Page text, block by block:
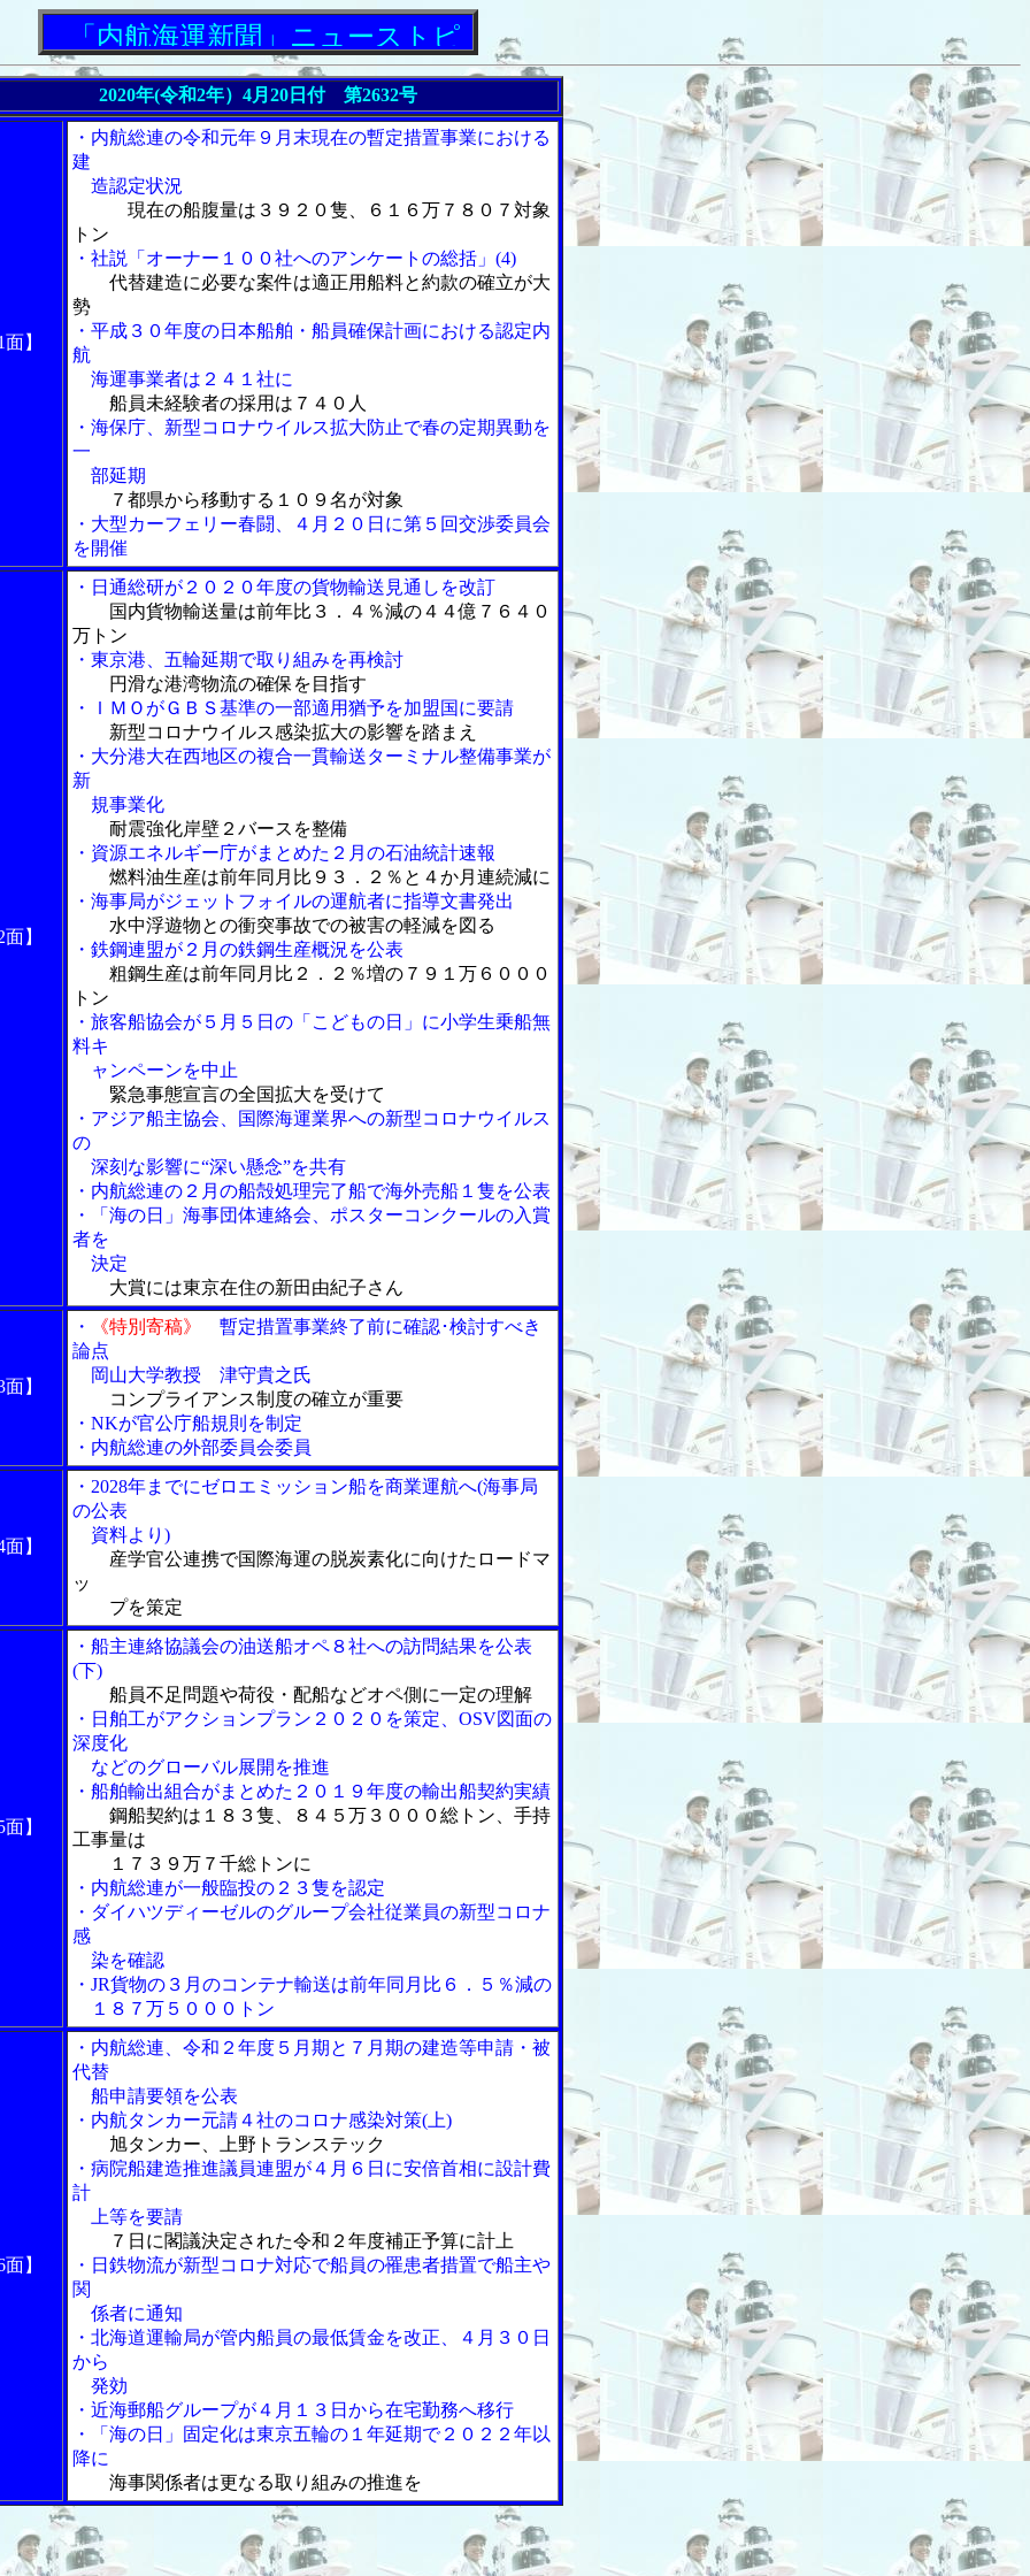
「内航海運新聞」ニューストピックス
2020年(令和2年）4月20日付 第2632号
】
・内航総連の令和元年９月末現在の暫定措置事業における
建
造認定状況
現在の船腹量は３９２０隻、６１６万７８０７対象
トン
・社説「オーナー１００社へのアンケートの総括」(4)
代替建造に必要な案件は適正用船料と約款の確立が大
勢
・平成３０年度の日本船舶・船員確保計画における認定内
航
海運事業者は２４１社に
船員未経験者の採用は７４０人
・海保庁、新型コロナウイルス拡大防止で春の定期異動を
一
部延期
７都県から移動する１０９名が対象
・大型カーフェリー春闘、４月２０日に第５回交渉委員会
を開催
】
・日通総研が２０２０年度の貨物輸送見通しを改訂
国内貨物輸送量は前年比３．４％減の４４億７６４０
万トン
・東京港、五輪延期で取り組みを再検討
円滑な港湾物流の確保を目指す
・ＩＭＯがＧＢＳ基準の一部適用猶予を加盟国に要請
新型コロナウイルス感染拡大の影響を踏まえ
・大分港大在西地区の複合一貫輸送ターミナル整備事業が
新
規事業化
耐震強化岸壁２バースを整備
・資源エネルギー庁がまとめた２月の石油統計速報
燃料油生産は前年同月比９３．２％と４か月連続減に
・海事局がジェットフォイルの運航者に指導文書発出
水中浮遊物との衝突事故での被害の軽減を図る
・鉄鋼連盟が２月の鉄鋼生産概況を公表
粗鋼生産は前年同月比２．２％増の７９１万６０００
トン
・旅客船協会が５月５日の「こどもの日」に小学生乗船無
料キ
ャンペーンを中止
緊急事態宣言の全国拡大を受けて
・アジア船主協会、国際海運業界への新型コロナウイルス
の
深刻な影響に“深い懸念”を共有
・内航総連の２月の船殻処理完了船で海外売船１隻を公表
・「海の日」海事団体連絡会、ポスターコンクールの入賞
者を
決定
大賞には東京在住の新田由紀子さん
】
・ 《特別寄稿》
暫定措置事業終了前に確認･検討すべき
論点
岡山大学教授 津守貴之氏
コンプライアンス制度の確立が重要
・NKが官公庁船規則を制定
・内航総連の外部委員会委員
】
・2028年までにゼロエミッション船を商業運航へ(海事局
の公表
資料より)
産学官公連携で国際海運の脱炭素化に向けたロードマ
ッ
プを策定
】
・船主連絡協議会の油送船オペ８社への訪問結果を公表
(下)
船員不足問題や荷役・配船などオペ側に一定の理解
・日舶工がアクションプラン２０２０を策定、OSV図面の
深度化
などのグローバル展開を推進
・船舶輸出組合がまとめた２０１９年度の輸出船契約実績
鋼船契約は１８３隻、８４５万３０００総トン、手持
工事量は
１７３９万７千総トンに
・内航総連が一般臨投の２３隻を認定
・ダイハツディーゼルのグループ会社従業員の新型コロナ
感
染を確認
・JR貨物の３月のコンテナ輸送は前年同月比６．５％減の
１８７万５０００トン
】
・内航総連、令和２年度５月期と７月期の建造等申請・被
代替
船申請要領を公表
・内航タンカー元請４社のコロナ感染対策(上)
旭タンカー、上野トランステック
・病院船建造推進議員連盟が４月６日に安倍首相に設計費
計
上等を要請
７日に閣議決定された令和２年度補正予算に計上
・日鉄物流が新型コロナ対応で船員の罹患者措置で船主や
関
係者に通知
・北海道運輸局が管内船員の最低賃金を改正、４月３０日
から
発効
・近海郵船グループが４月１３日から在宅勤務へ移行
・「海の日」固定化は東京五輪の１年延期で２０２２年以
降に
海事関係者は更なる取り組みの推進を